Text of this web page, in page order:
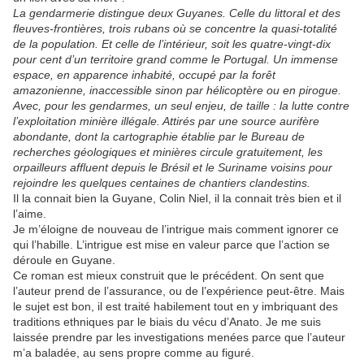
La gendarmerie distingue deux Guyanes. Celle du littoral et des
fleuves-frontières, trois rubans où se concentre la quasi-totalité
de la population. Et celle de l’intérieur, soit les quatre-vingt-dix
pour cent d’un territoire grand comme le Portugal. Un immense
espace, en apparence inhabité, occupé par la forêt
amazonienne, inaccessible sinon par hélicoptère ou en pirogue.
Avec, pour les gendarmes, un seul enjeu, de taille : la lutte contre
l’exploitation minière illégale. Attirés par une source aurifère
abondante, dont la cartographie établie par le Bureau de
recherches géologiques et minières circule gratuitement, les
orpailleurs affluent depuis le Brésil et le Suriname voisins pour
rejoindre les quelques centaines de chantiers clandestins.
Il la connait bien la Guyane, Colin Niel, il la connait très bien et il
l’aime.
Je m’éloigne de nouveau de l’intrigue mais comment ignorer ce
qui l’habille. L’intrigue est mise en valeur parce que l’action se
déroule en Guyane.
Ce roman est mieux construit que le précédent. On sent que
l’auteur prend de l’assurance, ou de l’expérience peut-être. Mais
le sujet est bon, il est traité habilement tout en y imbriquant des
traditions ethniques par le biais du vécu d’Anato. Je me suis
laissée prendre par les investigations menées parce que l’auteur
m’a baladée, au sens propre comme au figuré.